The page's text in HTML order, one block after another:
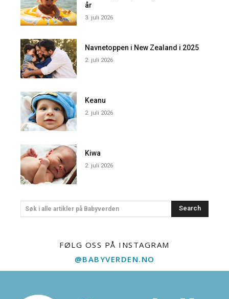
år
3. juli 2026
Navnetoppen i New Zealand i 2025
2. juli 2026
Keanu
2. juli 2026
Kiwa
2. juli 2026
Søk i alle artikler på Babyverden Search
FØLG OSS PÅ INSTAGRAM
@BABYVERDEN.NO